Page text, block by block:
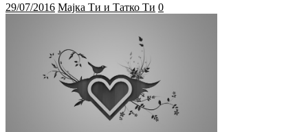
29/07/2016 Мајка Ти и Татко Ти 0